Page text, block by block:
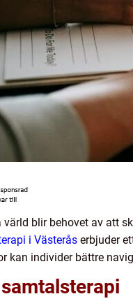
värld blir behovet av att
i Västerås erbjuder
kan individer bättre